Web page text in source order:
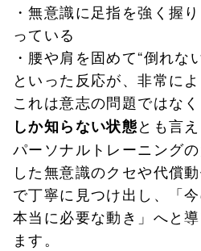
・無意識に足指を強く握
っている
・腰や肩を固めて“倒れな
といった反応が、非常によ
これは意志の問題ではな
しか知らない状態とも言え
パーソナルトレーニング
した無意識のクセや代償
で丁寧に見つけ出し、「
本当に必要な動き」へと
ます。